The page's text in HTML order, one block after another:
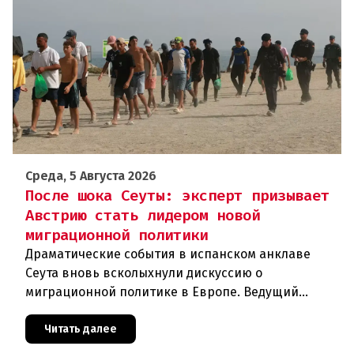
Среда, 5 Августа 2026
После шока Сеуты: эксперт призывает
Австрию стать лидером новой
миграционной политики
Драматические события в испанском анклаве
Сеута вновь всколыхнули дискуссию о
миграционной политике в Европе. Ведущий
эксперт по миграции Джеральд Кнаус, один из
архитекторов соглашения ЕС-Турция 2016
Читать далее